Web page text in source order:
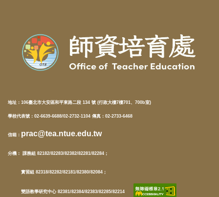
地址： 106臺北市大安區和平東路二段 134 號 (行政大樓7樓701、700b室)
學校代表號：02-6639-6688/02-2732-1104 傳真：02-2733-6468
信箱 ： prac@tea.ntue.edu.tw
分機 ： 課務組 82182/82283/82382/82281/82284；
實習組 82318/82282/82181/82380/82084；
雙語教學研究中心 82381/82384/82383/82285/82214